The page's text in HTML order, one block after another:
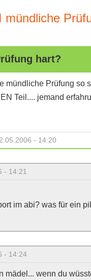
mündliche
hart?
mündliche Prüfung so
Teil.... jemand
- 14:20
- 14:21
im abi? was für ein
- 14:24
mädel... wenn du